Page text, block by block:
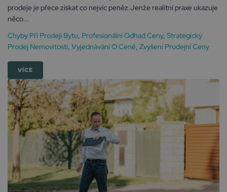
prodeje je přece získat co nejvíc peněz.Jenže realitní praxe ukazuje
něco...
Chyby Při Prodeji Bytu, Profesionální Odhad Ceny, Strategický
Prodej Nemovitosti, Vyjednávání O Ceně, Zvýšení Prodejní Ceny
VÍCE